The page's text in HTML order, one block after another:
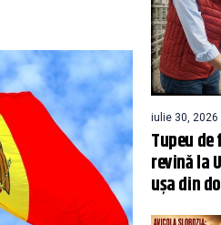
iulie 30, 2026
Tupeu de
revină la
ușa din